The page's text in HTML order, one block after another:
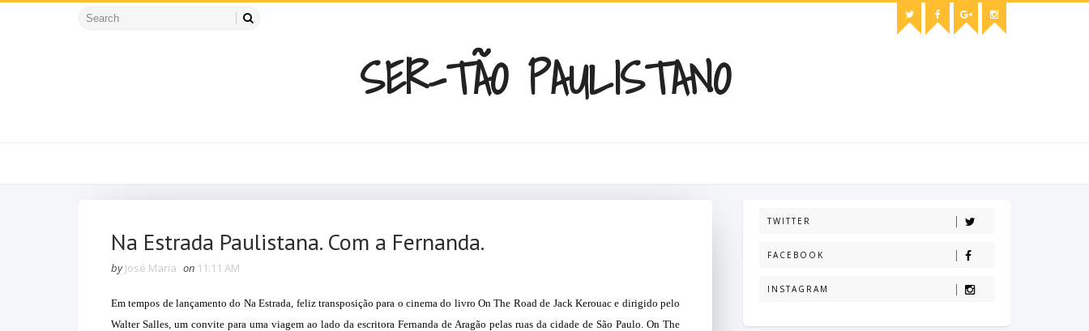
SER-TÃO PAULISTANO
Na Estrada Paulistana. Com a Fernanda.
by José Maria on 11:11 AM
Em tempos de lançamento do Na Estrada, feliz transposição para o cinema do livro On The Road de Jack Kerouac e dirigido pelo
Walter Salles, um convite para uma viagem ao lado da escritora Fernanda de Aragão pelas ruas da cidade de São Paulo. On The
TWITTER
FACEBOOK
INSTAGRAM